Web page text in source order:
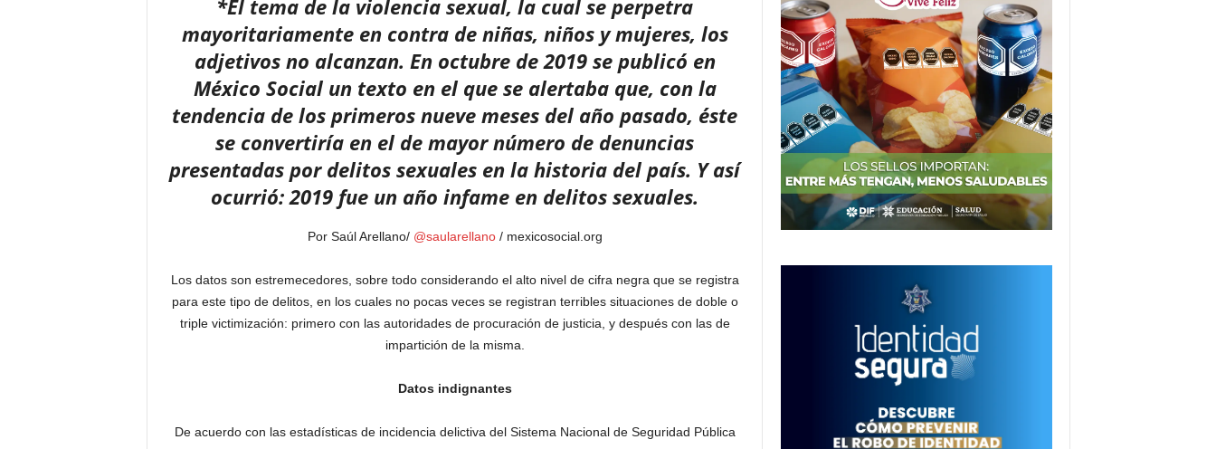
*El tema de la violencia sexual, la cual se perpetra
mayoritariamente en contra de niñas, niños y mujeres, los
adjetivos no alcanzan. En octubre de 2019 se publicó en
México Social un texto en el que se alertaba que, con la
tendencia de los primeros nueve meses del año pasado, éste
se convertiría en el de mayor número de denuncias
presentadas por delitos sexuales en la historia del país. Y así
ocurrió: 2019 fue un año infame en delitos sexuales.
Por Saúl Arellano/ @saularellano/ mexicosocial.org
Los datos son estremecedores, sobre todo considerando el alto nivel de cifra negra que se registra
para este tipo de delitos, en los cuales no pocas veces se registran terribles situaciones de doble o
triple victimización: primero con las autoridades de procuración de justicia, y después con las de
impartición de la misma.
Datos indignantes
De acuerdo con las estadísticas de incidencia delictiva del Sistema Nacional de Seguridad Pública